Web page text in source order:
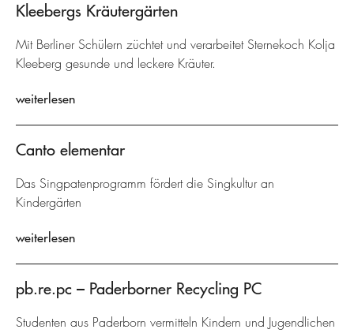
Kleebergs Kräutergärten
Mit Berliner Schülern züchtet und verarbeitet Sternekoch Kolja
Kleeberg gesunde und leckere Kräuter.
weiterlesen
Canto elementar
Das Singpatenprogramm fördert die Singkultur an
Kindergärten
weiterlesen
pb.re.pc – Paderborner Recycling PC
Studenten aus Paderborn vermitteln Kindern und Jugendlichen